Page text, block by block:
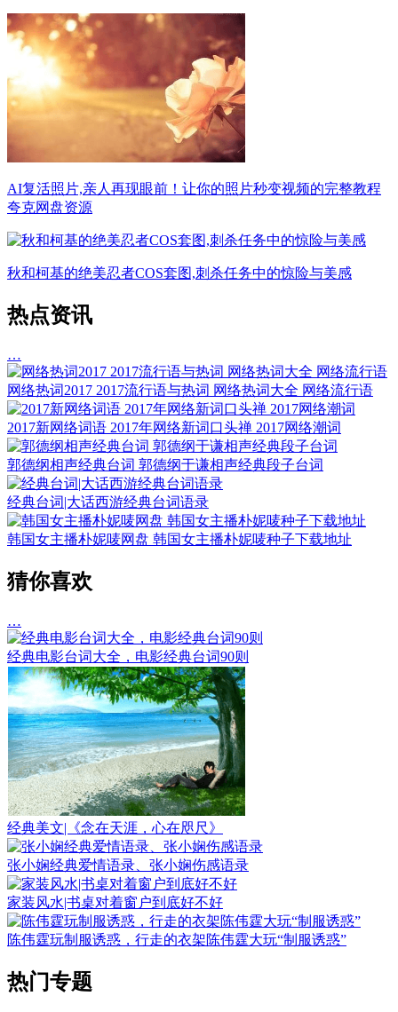
AI复活照片,亲人再现眼前！让你的照片秒变视频的完整教程
夸克网盘资源
秋和柯基的绝美忍者COS套图,刺杀任务中的惊险与美感
热点资讯
…
网络热词2017 2017流行语与热词 网络热词大全 网络流行语
2017新网络词语 2017年网络新词口头禅 2017网络潮词
郭德纲相声经典台词 郭德纲于谦相声经典段子台词
经典台词|大话西游经典台词语录
韩国女主播朴妮唛网盘 韩国女主播朴妮唛种子下载地址
猜你喜欢
…
经典电影台词大全，电影经典台词90则
经典美文|《念在天涯，心在咫尺》
张小娴经典爱情语录、张小娴伤感语录
家装风水|书桌对着窗户到底好不好
陈伟霆玩制服诱惑，行走的衣架陈伟霆大玩“制服诱惑”
热门专题